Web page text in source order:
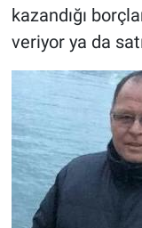
kazandığı
veriyor ya da